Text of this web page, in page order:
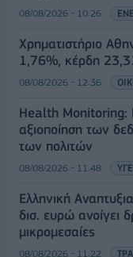
08/08/2026 - 10:26
Χρηματιστήριο
1,76%, κέρδη
08/08/2026 - 12:36
Health Monitoring:
αξιοποίηση των
των πολιτών
08/08/2026 - 11:48
Ελληνική
δισ. ευρώ ανοίγει
μικρομεσαίες
08/08/2026 - 11:22